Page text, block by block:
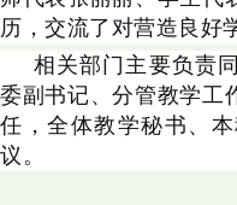
历，交流了对营造良好
相关部门主要负责
委副书记、分管教学工
任，全体教学秘书、
议。